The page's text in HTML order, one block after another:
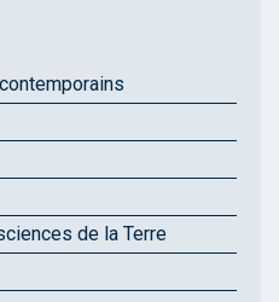
de la Terre